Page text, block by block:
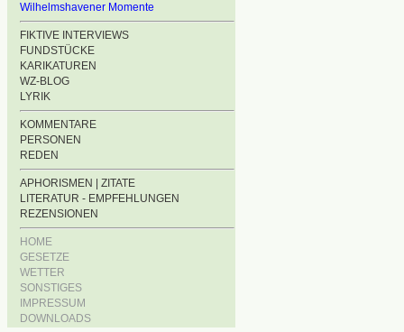
Wilhelmshavener Momente
FIKTIVE INTERVIEWS
FUNDSTÜCKE
KARIKATUREN
WZ-BLOG
LYRIK
KOMMENTARE
PERSONEN
REDEN
APHORISMEN | ZITATE
LITERATUR - EMPFEHLUNGEN
REZENSIONEN
HOME
GESETZE
WETTER
SONSTIGES
IMPRESSUM
DOWNLOADS